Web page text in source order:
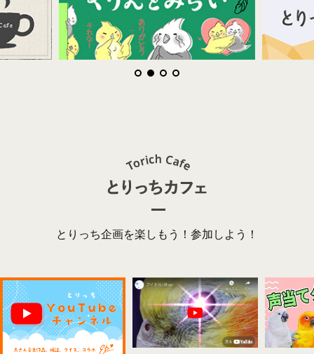
とりっち企画を楽しもう！参加しよう！